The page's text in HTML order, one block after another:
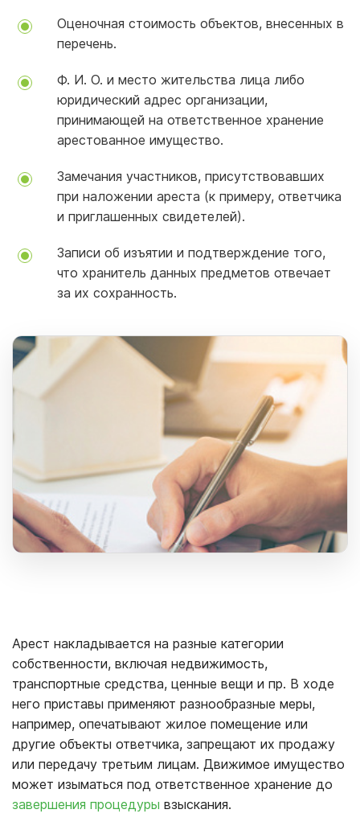
Оценочная стоимость объектов, внесенных в
перечень.
Ф. И. О. и место жительства лица либо
юридический адрес организации,
принимающей на ответственное хранение
арестованное имущество.
Замечания участников, присутствовавших
при наложении ареста (к примеру, ответчика
и приглашенных свидетелей).
Записи об изъятии и подтверждение того,
что хранитель данных предметов отвечает
за их сохранность.
Арест накладывается на разные категории
собственности, включая недвижимость,
транспортные средства, ценные вещи и пр. В ходе
него приставы применяют разнообразные меры,
например, опечатывают жилое помещение или
другие объекты ответчика, запрещают их продажу
или передачу третьим лицам. Движимое имущество
может изыматься под ответственное хранение до
завершения процедуры взыскания.